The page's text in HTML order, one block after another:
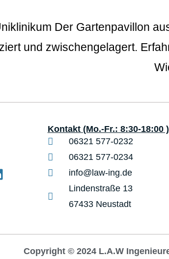
Der Gartenpavillon
und zwischengelagert.
Kontakt (Mo.-Fr.: 8:30-18:00 )
06321 577-0232
06321 577-0234
info@law-ing.de
Lindenstraße 13
67433 Neustadt
Copyright © 2024 L.A.W